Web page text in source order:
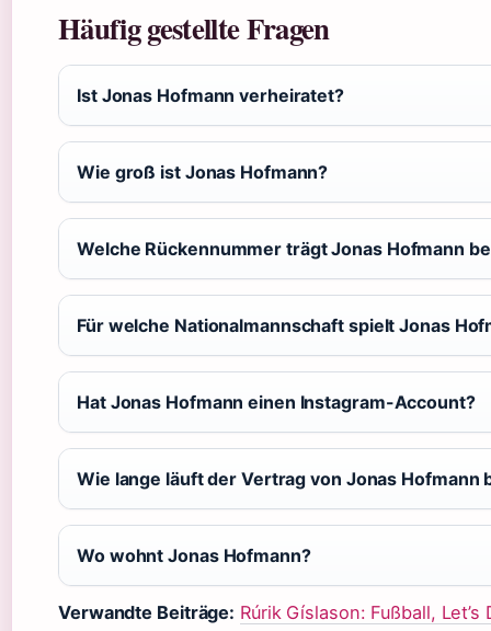
Häufig gestellte Fragen
Ist Jonas Hofmann verheiratet?
Wie groß ist Jonas Hofmann?
Welche Rückennummer trägt Jonas Hofmann
Für welche Nationalmannschaft spielt Jonas
Hat Jonas Hofmann einen Instagram-Account?
Wie lange läuft der Vertrag von Jonas Hofmann
Wo wohnt Jonas Hofmann?
Verwandte Beiträge: Rúrik Gíslason: Fußball,